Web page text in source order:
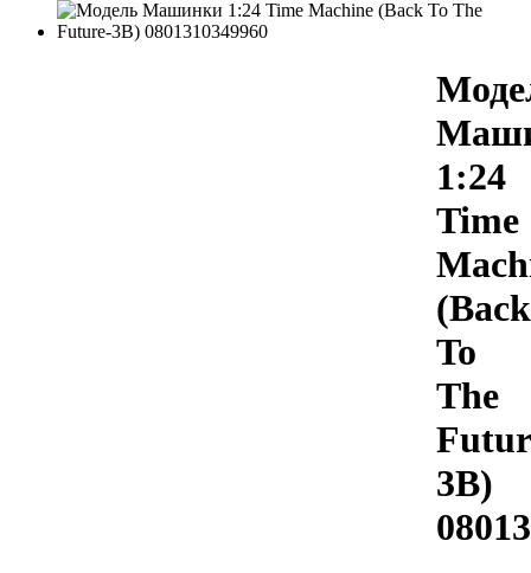
1:24
Time
(Back
To
The
3B)